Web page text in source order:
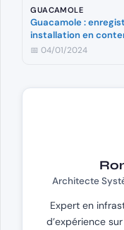
GUACAMOLE
Guacamole :
installation en
📅 04/01/2024
Architecte
Expert en
d’expérience